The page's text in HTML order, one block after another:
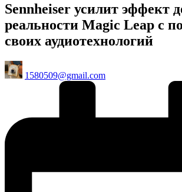
Sennheiser усилит эффект
реальности Magic Leap с
своих аудиотехнологий
Posted
by
1580509@gmail.com